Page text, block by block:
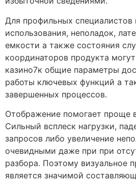
Для профильных специалистов
использования, неполадок,
емкости а также состояния
координаторов продукта
казино7к общие параметры
работы ключевых функций а
завершенных процессов.
Отображение помогает проще
Сильный всплеск нагрузки,
запросов либо увеличение
очевидными даже при при
разбора. Поэтому визуальное
является значимой